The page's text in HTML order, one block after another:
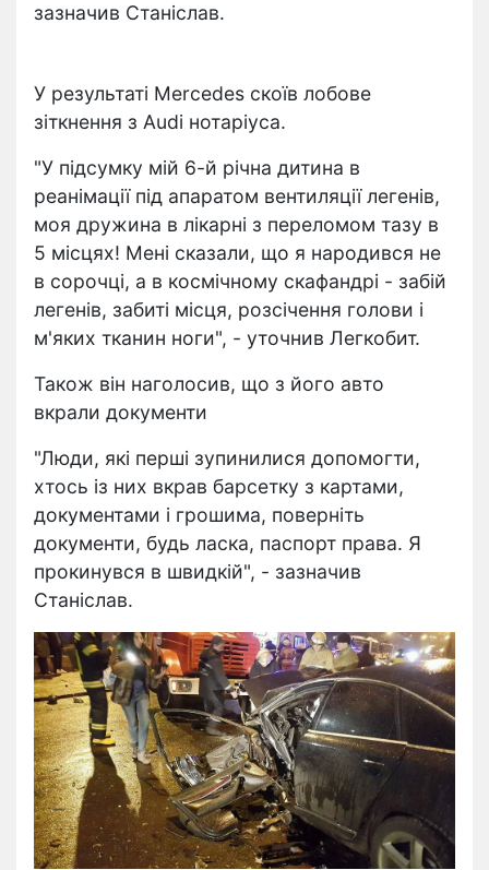
зазначив Станіслав.
У результаті Mercedes скоїв лобове
зіткнення з Audi нотаріуса.
"У підсумку мій 6-й річна дитина в
реанімації під апаратом вентиляції легенів,
моя дружина в лікарні з переломом тазу в
5 місцях! Мені сказали, що я народився не
в сорочці, а в космічному скафандрі - забій
легенів, забиті місця, розсічення голови і
м'яких тканин ноги", - уточнив Легкобит.
Також він наголосив, що з його авто
вкрали документи
"Люди, які перші зупинилися допомогти,
хтось із них вкрав барсетку з картами,
документами і грошима, поверніть
документи, будь ласка, паспорт права. Я
прокинувся в швидкій", - зазначив
Станіслав.